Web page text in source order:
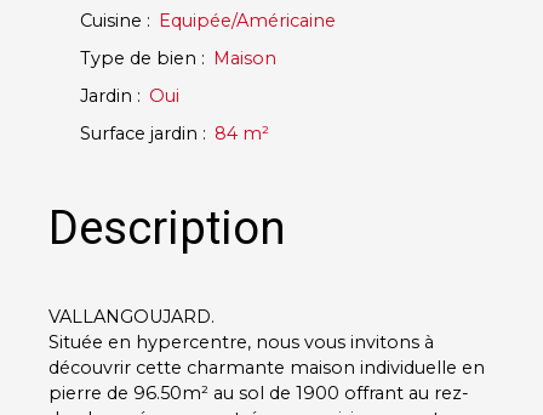
Cuisine : Equipée/Américaine
Type de bien : Maison
Jardin : Oui
Surface jardin : 84 m²
Description
VALLANGOUJARD.
Située en hypercentre, nous vous invitons à
découvrir cette charmante maison individuelle en
pierre de 96.50m² au sol de 1900 offrant au rez-